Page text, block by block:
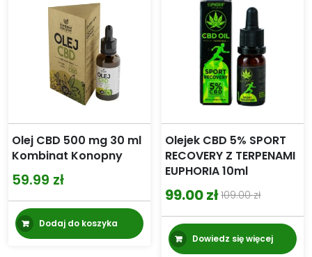
Olej CBD 500 mg 30 ml
Kombinat Konopny
59.99 zł
Dodaj do koszyka
Olejek CBD 5% SPORT
RECOVERY Z TERPENAMI
EUPHORIA 10ml
109.00zł
Pierwotna
cena
wynosiła:
99.00zł
Aktualna
cena
wynosi:Dowiedz się więcej